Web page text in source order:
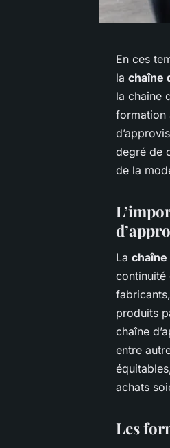
En ces
la chaîne
la chaîne
formation
degré de
de la
La chaîne
continuité
produits
chaîne
entre
achats
Les